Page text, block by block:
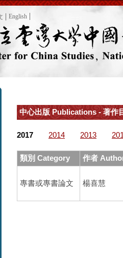
English
中心出版 Publications - 著
2017 2014 2013
類別 Category 作者
專書或專書論文 楊喜慧